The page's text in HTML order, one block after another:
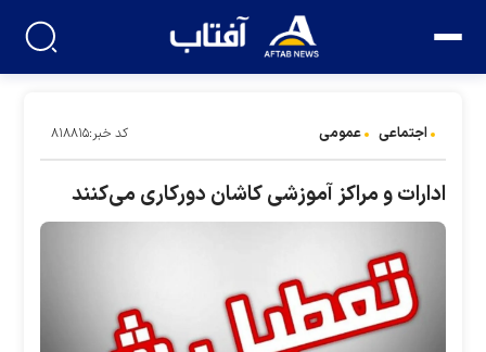
اجتماعی عمومی کد خبر:۸۱۸۸۱۵
ادارات و مراکز آموزشی کاشان دورکاری می‌کنند